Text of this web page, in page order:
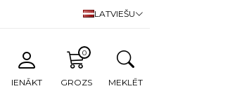
LATVIEŠU
IENĀKT GROZS
0
MEKLĒT